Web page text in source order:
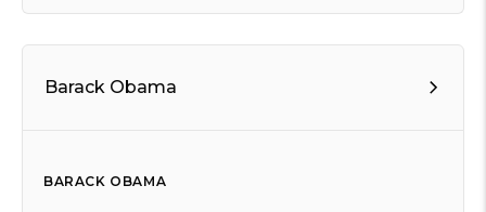
Barack Obama
BARACK OBAMA